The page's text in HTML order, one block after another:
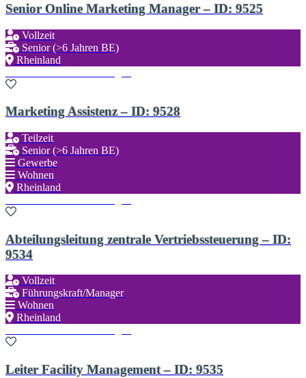
Senior Online Marketing Manager – ID: 9525
Vollzeit
Senior (>6 Jahren BE)
Rheinland
Marketing Assistenz – ID: 9528
Teilzeit
Senior (>6 Jahren BE)
Gewerbe
Wohnen
Rheinland
Abteilungsleitung zentrale Vertriebssteuerung – ID:
9534
Vollzeit
Führungskraft/Manager
Wohnen
Rheinland
Leiter Facility Management – ID: 9535